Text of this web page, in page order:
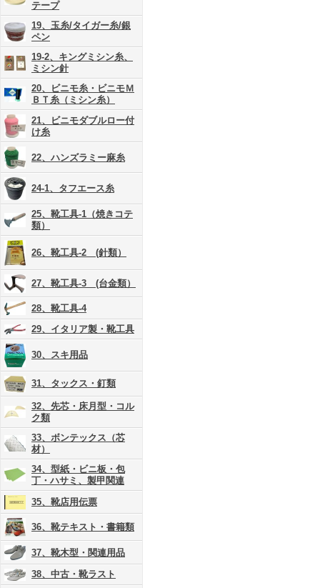
テープ
19、玉糸/タイガー糸/銀
ペン
19-2、キングミシン糸、
ミシン針
20、ビニモ糸・ビニモＭ
ＢＴ糸（ミシン糸）
21、ビニモダブルロー付
け糸
22、ハンズラミー麻糸
24-1、タフエース糸
25、靴工具-1（焼きコテ
類）
26、靴工具-2 (針類）
27、靴工具-3 (台金類）
28、靴工具-4
29、イタリア製・靴工具
30、スキ用品
31、タックス・釘類
32、先芯・床月型・コル
ク類
33、ボンテックス（芯
材）
34、型紙・ビニ板・包
丁・ハサミ、製甲関連
35、靴店用伝票
36、靴テキスト・書籍類
37、靴木型・関連用品
38、中古・靴ラスト